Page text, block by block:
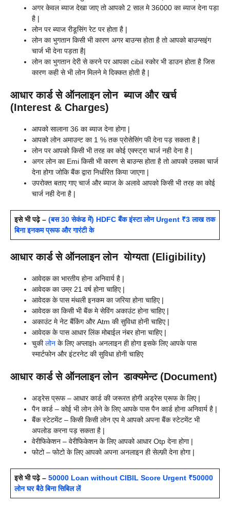
अगर केवल ब्याज देखा जाए तो आपको 2 साल मे 36000 का ब्याज देना पड़ा
है |
लोन पर ब्याज रीडूसिंग रेट पर होता है |
लोन का भुगतान किसी भी कारण अगर बाउन्स होता है तो आपको बाउन्सइंग
चार्ज भी देना पड़ता है|
लोन का भुगतान देरी से करने पर आपका cibil स्कोर भी डाउन होता है जिस
कारण कही से भी लोन मिलने मे दिक्कत होती है |
आधार कार्ड से ऑनलाइन लोन ब्याज और खर्च
(Interest & Charges)
आपको सालाना 36 का ब्याज देना होगा |
आपको लोन अमाउन्ट का 1 % तक प्रोसेसिंग फी देना पड़ सकता है |
लोन पर आपको किसी भी तरह का कोई एक्स्ट्रा चार्ज नही देना है |
अगर लोन का Emi किसी भी कारण से बाउन्स होता है तो आपको उसका चार्ज
देना होगा जोकि बैंक द्वारा निर्धारित किया जाएगा |
उपरोक्त बताए गाए चार्ज और ब्याज के अलावे आपको किसी भी तरह का कोई
चार्ज नही देना है |
इसे भी पढ़े – (बस 30 सेकंड में) HDFC बैंक इंस्टा लोन Urgent ₹3 लाख तक
बिना इनकम प्रूफ और गारंटी के
आधार कार्ड से ऑनलाइन लोन योग्यता (Eligibility)
आवेदक का भारतीय होना अनिवार्य है |
आवेदक का उम्र 21 वर्ष होना चाहिए |
आवेदक के पास मंथली इनकम का जरिया होना चाहिए |
आवेदक का किसी भी बैंक मे सेविंग अकाउंट होना चाहिए |
अकाउंट मे नेट बैंकिंग और Atm की सुविधा होनी चाहिए |
आवेदक के पास आधार लिंक मोबाईल नंबर होना चाहिए |
चुकीलोन के लिए अप्लाइh अनलाइन ही होगा इसके लिए आपके पास
स्मार्टफोन और इंटरनेट की सुविधा होनी चाहिए
आधार कार्ड से ऑनलाइन लोन डाक्यमेन्ट (Document)
अड्रेस प्रूफ – आधार कार्ड की जरूरत होगी अड्रेस प्रूफ के लिए |
पैन कार्ड – कोई भी लोन लेने के लिए आपके पास पैन कार्ड होना अनिवार्य है |
बैंक स्टेटमेंट – किसी किसी लोन एप मे आपको अपना बैंक स्टेटमेंट भी
अपलोड करना पड़ सकता है |
वेरीफिकेशन – वेरीफिकेशन के लिए आपको आधार Otp देना होगा |
फोटो – फोटो के लिए आपको अपना अनलाइन ही सेल्फ़ी देना होगा |
इसे भी पढ़े – 50000 Loan without CIBIL Score Urgent ₹50000
लोन घर बैठे बिना सिबिल लें